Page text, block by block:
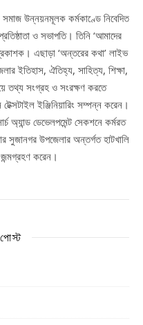
উন্নয়নমূলক কর্মকাণ্ডে নিবেদিত
ও সভাপতি। তিনি ‘আমাদের
এছাড়া ‘অন্তরের কথা’ লাইভ
ইতিহাস, ঐতিহ্য, সাহিত্য, শিক্ষা,
তথ্য সংগ্রহ ও সংরক্ষণ করতে
ইঞ্জিনিয়ারিং সম্পন্ন করেন।
অ্যান্ড ডেভেলপমেন্ট সেকশনে কর্মরত
সুজানগর উপজেলার অন্তর্গত হাটখালি
করেন।